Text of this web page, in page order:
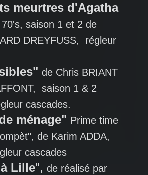
meurtres d'Agatha
70's, saison 1 et 2 de
DREYFUSS, régleur
de Chris BRIANT
saison 1 & 2
cascades.
ménage" Prime time
de Karim ADDA,
cascades
Lille", de réalisé par